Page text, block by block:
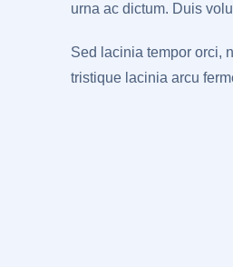
urna ac dictum. Duis
Sed lacinia tempor orci,
tristique lacinia arcu